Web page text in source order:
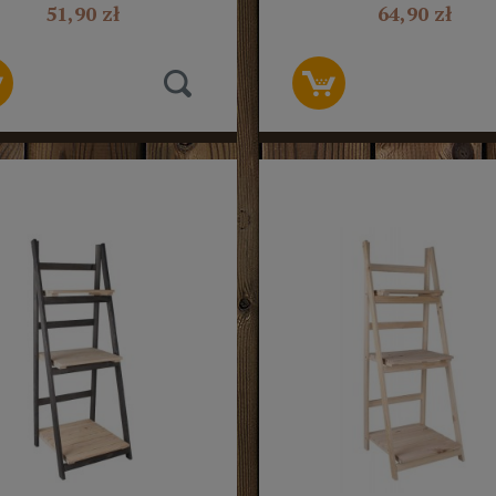
ZŁOTYMI NÓŻKAMI
51,90 zł ZŁOTYMI NÓŻKAMI
64,90 zł